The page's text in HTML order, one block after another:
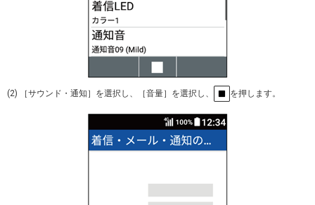
(2) ［サウンド・通知］を選択し、［音量］を選択し、 を押します。